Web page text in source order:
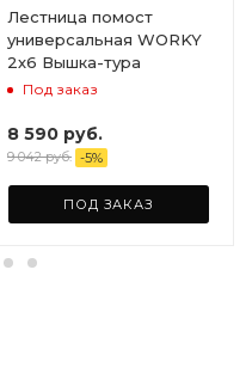
Лестница помост
универсальная WORKY
2х6 Вышка-тура
Под заказ
8 590 руб.
9 042руб. -5%
ПОД ЗАКАЗ